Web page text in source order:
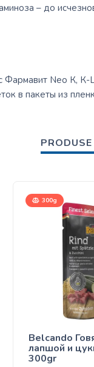
– до
Фармавит Nео К,
в пакеты из
300g
Belcando
лапшой и
300gr